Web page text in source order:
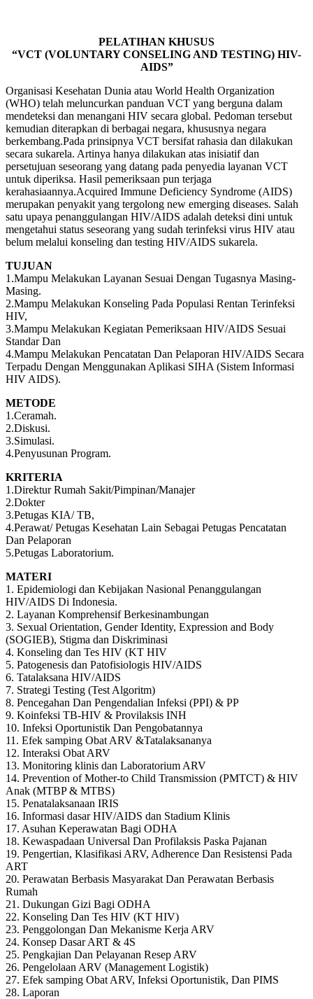
PELATIHAN KHUSUS
“VCT (VOLUNTARY CONSELING AND TESTING) HIV-
AIDS”
Organisasi Kesehatan Dunia atau World Health Organization
(WHO) telah meluncurkan panduan VCT yang berguna dalam
mendeteksi dan menangani HIV secara global. Pedoman tersebut
kemudian diterapkan di berbagai negara, khususnya negara
berkembang.Pada prinsipnya VCT bersifat rahasia dan dilakukan
secara sukarela. Artinya hanya dilakukan atas inisiatif dan
persetujuan seseorang yang datang pada penyedia layanan VCT
untuk diperiksa. Hasil pemeriksaan pun terjaga
kerahasiaannya.Acquired Immune Deficiency Syndrome (AIDS)
merupakan penyakit yang tergolong new emerging diseases. Salah
satu upaya penanggulangan HIV/AIDS adalah deteksi dini untuk
mengetahui status seseorang yang sudah terinfeksi virus HIV atau
belum melalui konseling dan testing HIV/AIDS sukarela.
TUJUAN
1.Mampu Melakukan Layanan Sesuai Dengan Tugasnya Masing-
Masing.
2.Mampu Melakukan Konseling Pada Populasi Rentan Terinfeksi
HIV,
3.Mampu Melakukan Kegiatan Pemeriksaan HIV/AIDS Sesuai
Standar Dan
4.Mampu Melakukan Pencatatan Dan Pelaporan HIV/AIDS Secara
Terpadu Dengan Menggunakan Aplikasi SIHA (Sistem Informasi
HIV AIDS).
METODE
1.Ceramah.
2.Diskusi.
3.Simulasi.
4.Penyusunan Program.
KRITERIA
1.Direktur Rumah Sakit/Pimpinan/Manajer
2.Dokter
3.Petugas KIA/ TB,
4.Perawat/ Petugas Kesehatan Lain Sebagai Petugas Pencatatan
Dan Pelaporan
5.Petugas Laboratorium.
MATERI
1. Epidemiologi dan Kebijakan Nasional Penanggulangan
HIV/AIDS Di Indonesia.
2. Layanan Komprehensif Berkesinambungan
3. Sexual Orientation, Gender Identity, Expression and Body
(SOGIEB), Stigma dan Diskriminasi
4. Konseling dan Tes HIV (KT HIV
5. Patogenesis dan Patofisiologis HIV/AIDS
6. Tatalaksana HIV/AIDS
7. Strategi Testing (Test Algoritm)
8. Pencegahan Dan Pengendalian Infeksi (PPI) & PP
9. Koinfeksi TB-HIV & Provilaksis INH
10. Infeksi Oportunistik Dan Pengobatannya
11. Efek samping Obat ARV &Tatalaksananya
12. Interaksi Obat ARV
13. Monitoring klinis dan Laboratorium ARV
14. Prevention of Mother-to Child Transmission (PMTCT) & HIV
Anak (MTBP & MTBS)
15. Penatalaksanaan IRIS
16. Informasi dasar HIV/AIDS dan Stadium Klinis
17. Asuhan Keperawatan Bagi ODHA
18. Kewaspadaan Universal Dan Profilaksis Paska Pajanan
19. Pengertian, Klasifikasi ARV, Adherence Dan Resistensi Pada
ART
20. Perawatan Berbasis Masyarakat Dan Perawatan Berbasis
Rumah
21. Dukungan Gizi Bagi ODHA
22. Konseling Dan Tes HIV (KT HIV)
23. Penggolongan Dan Mekanisme Kerja ARV
24. Konsep Dasar ART & 4S
25. Pengkajian Dan Pelayanan Resep ARV
26. Pengelolaan ARV (Management Logistik)
27. Efek samping Obat ARV, Infeksi Oportunistik, Dan PIMS
28. Laporan